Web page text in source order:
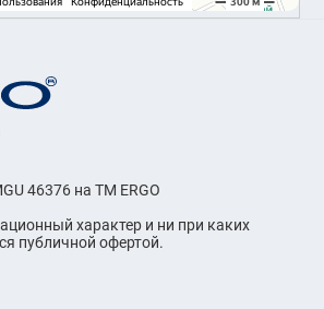
46376 на ТМ ERGO
характер и ни при каких
публичной офертой.